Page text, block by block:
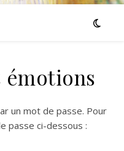
émotions
un mot de passe. Pour
passe ci-dessous :